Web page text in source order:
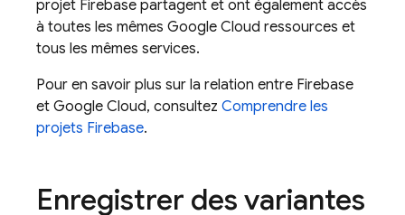
projet Firebase partagent et ont également accès
à toutes les mêmes Google Cloud ressources et
tous les mêmes services.
Pour en savoir plus sur la relation entre Firebase
et Google Cloud, consultez Comprendre les
projets Firebase.
Enregistrer des variantes